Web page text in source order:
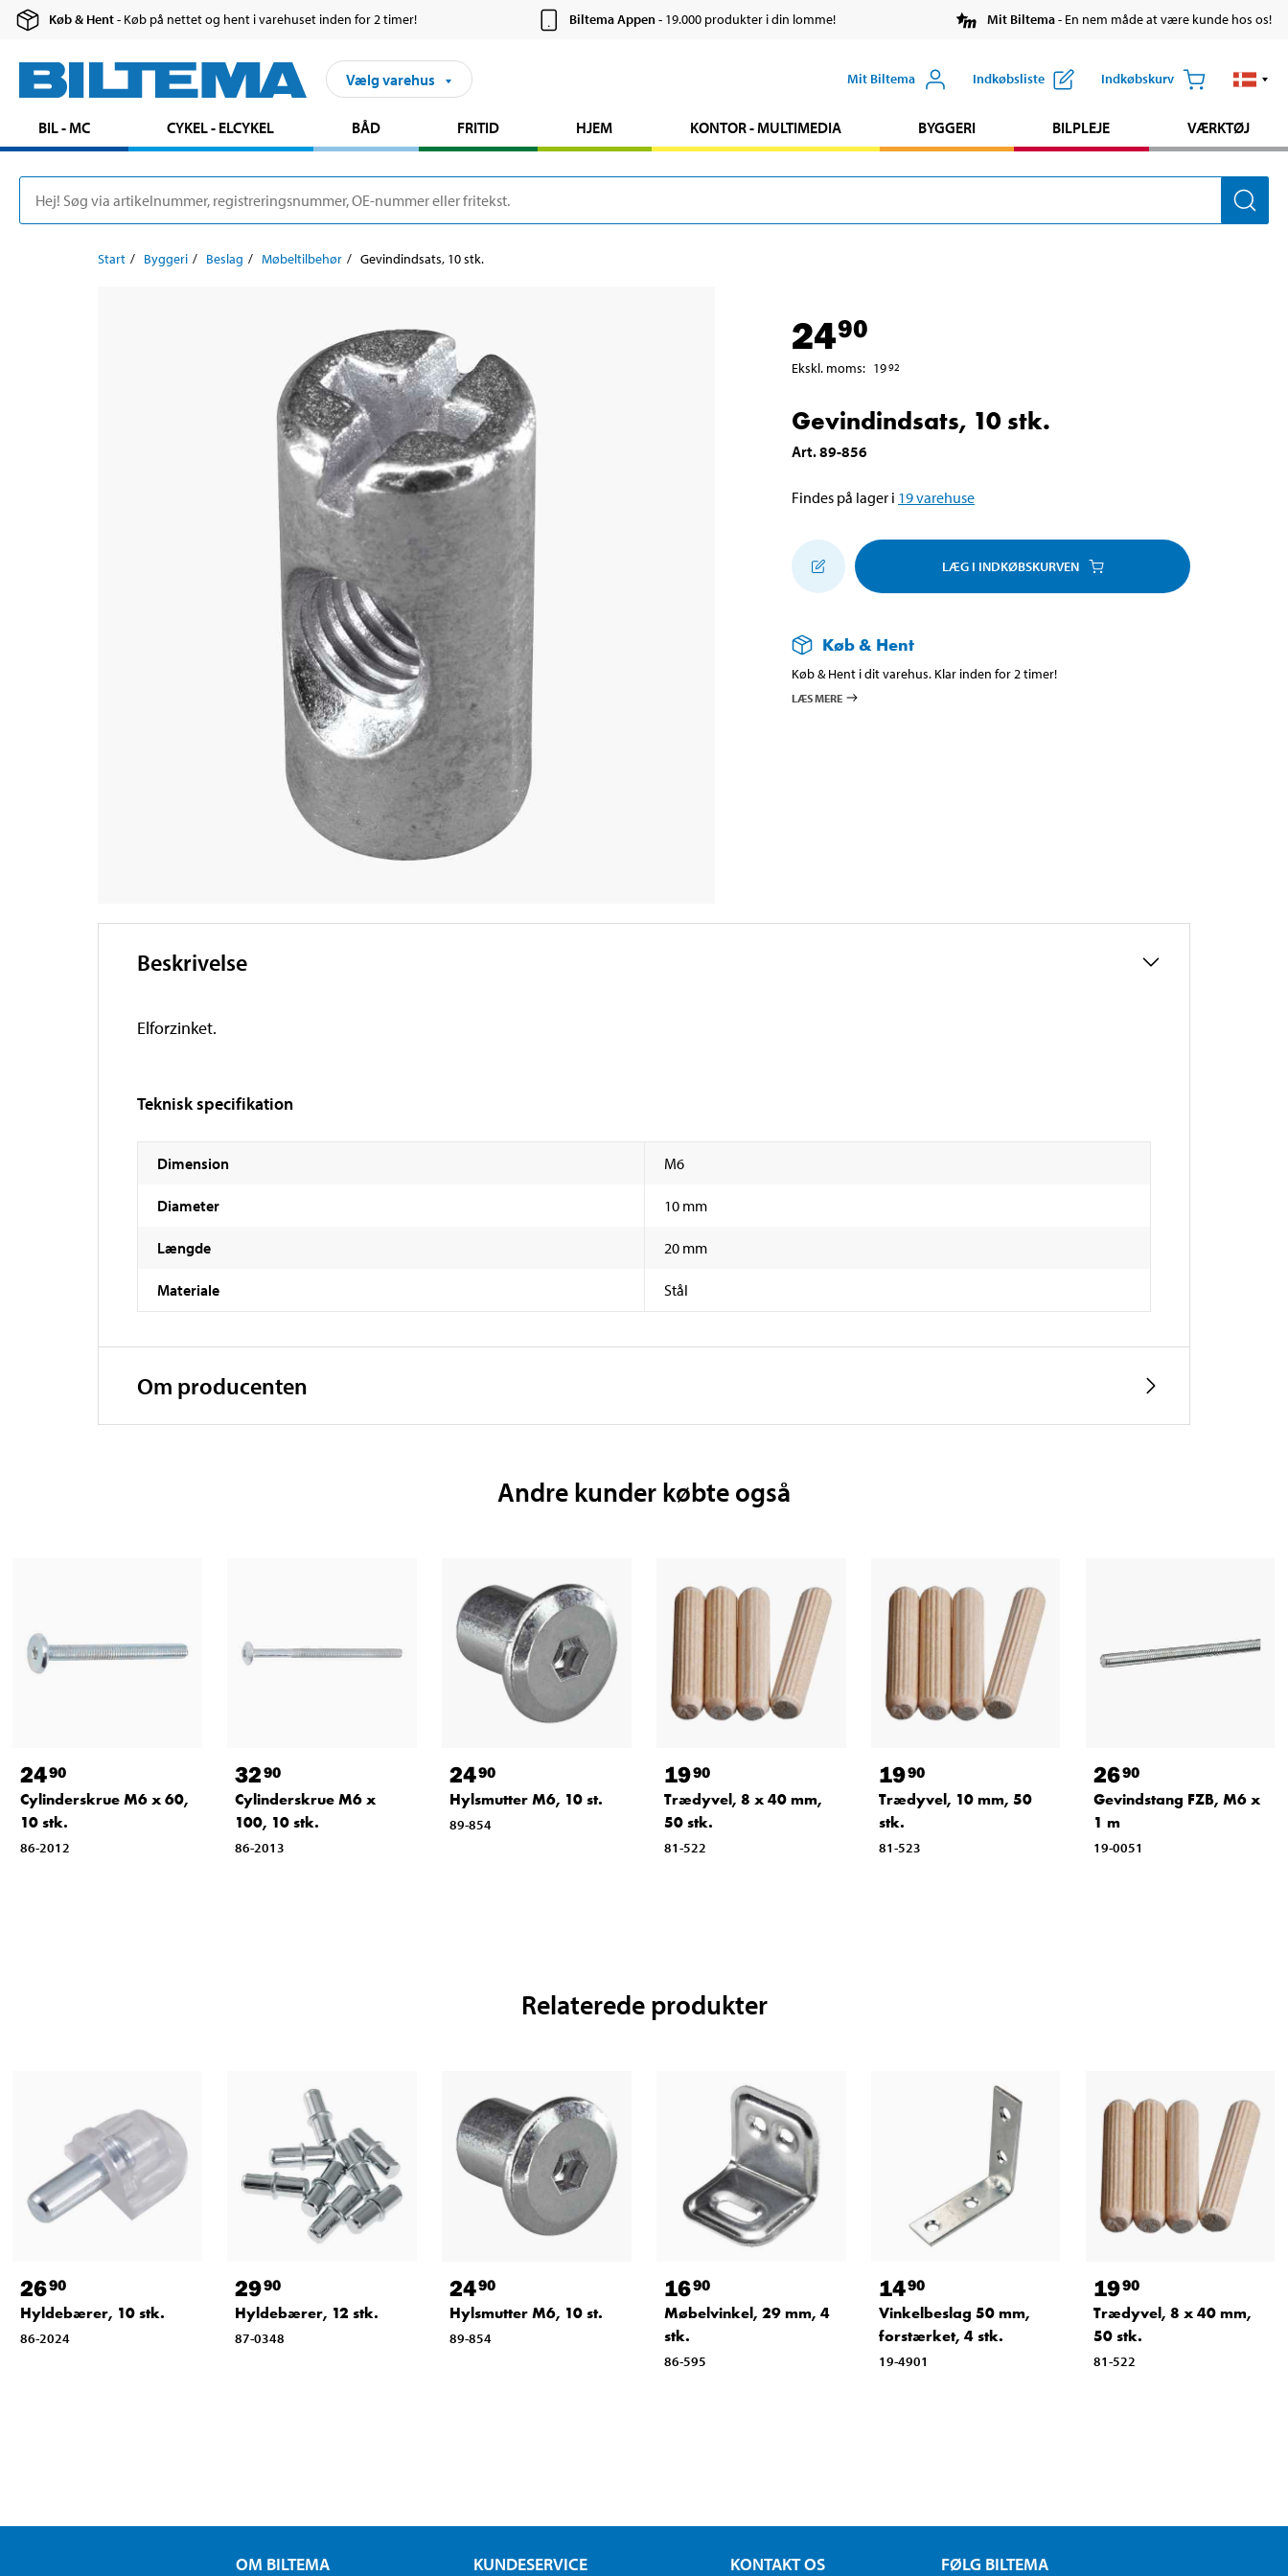
Køb & Hent- Køb på nettet og hent i varehuset inden for 2 timer! Biltema Appen- 19.000 produkter i din lomme! Mit Biltema- En nem måde at være kunde hos os!
Vælg varehus Mit Biltema Indkøbsliste Indkøbskurv
BIL - MC CYKEL - ELCYKEL BÅD FRITID HJEM KONTOR - MULTIMEDIA BYGGERI BILPLEJE VÆRKTØJ
Start Byggeri Beslag Møbeltilbehør Gevindindsats, 10 stk.
2490
Ekskl. moms: 1992
Gevindindsats, 10 stk.
Art.89-856
Findes på lager i 19varehuse
LÆG I INDKØBSKURVEN
Køb & Hent
Køb & Hent i dit varehus. Klar inden for 2 timer!
LÆS MERE
Beskrivelse
Elforzinket.
Teknisk specifikation
Dimension M6
Diameter 10 mm
Længde 20 mm
Materiale Stål
Om producenten
Andre kunder købte også
2490
Cylinderskrue M6 x 60,
10 stk.
86-2012
3290
Cylinderskrue M6 x
100, 10 stk.
86-2013
2490
Hylsmutter M6, 10 st.
89-854
1990
Trædyvel, 8 x 40 mm,
50 stk.
81-522
1990
Trædyvel, 10 mm, 50
stk.
81-523
2690
Gevindstang FZB, M6 x
1 m
19-0051
Relaterede produkter
2690
Hyldebærer, 10 stk.
86-2024
2990
Hyldebærer, 12 stk.
87-0348
2490
Hylsmutter M6, 10 st.
89-854
1690
Møbelvinkel, 29 mm, 4
stk.
86-595
1490
Vinkelbeslag 50 mm,
forstærket, 4 stk.
19-4901
1990
Trædyvel, 8 x 40 mm,
50 stk.
81-522
OM BILTEMA KUNDESERVICE KONTAKT OS FØLG BILTEMA